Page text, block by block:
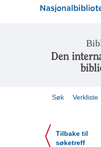
Den
Søk Verkliste
Tilbake til
søketreff